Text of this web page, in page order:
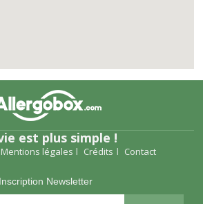
est plus simple !
Mentions légales Crédits Contact
Inscription Newsletter